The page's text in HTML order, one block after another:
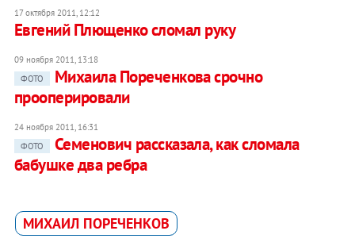
17 октября 2011, 12:12
Евгений Плющенко сломал руку
09 ноября 2011, 13:18
ФОТО
Михаила Пореченкова срочно
прооперировали
24 ноября 2011, 16:31
ФОТО
Семенович рассказала, как сломала
бабушке два ребра
МИХАИЛ ПОРЕЧЕНКОВ